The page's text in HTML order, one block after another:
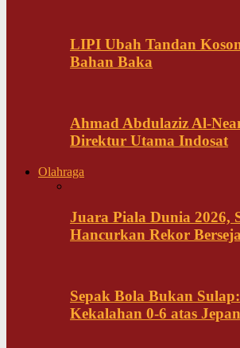
LIPI Ubah Tandan
Bahan Baka
Ahmad Abdulaziz Al-
Direktur Utama Indosat
Olahraga
Juara Piala Dunia 2026,
Hancurkan Rekor
Sepak Bola Bukan
Kekalahan 0-6 atas